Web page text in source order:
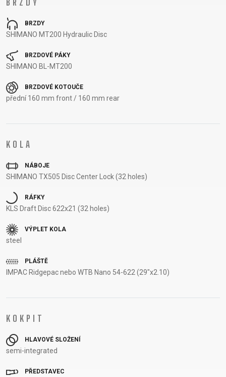
NOSIČE
OBLEČENÍ
BATOHY
BRÝLE
KALHOTY
KŠILTOVKY
CHRÁNIČE
MÉDIA A
PODPORA
REGISTRACE
RÁMU
BRZDY
SHIMANO MT200 Hydraulic Disc
BRZDOVÉ PÁKY
SHIMANO BL-MT200
BRZDOVÉ KOTOUČE
přední 160 mm front / 160 mm rear
KOLA
NÁBOJE
SHIMANO TX505 Disc Center Lock (32 holes)
RÁFKY
KLS Draft Disc 622x21 (32 holes)
VÝPLET KOLA
steel
PLÁŠTĚ
IMPAC Ridgepac nebo WTB Nano 54-622 (29"x2.10)
KOKPIT
HLAVOVÉ SLOŽENÍ
semi-integrated
PŘEDSTAVEC